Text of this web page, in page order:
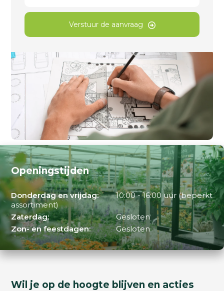
Verstuur de aanvraag
Openingstijden
Donderdag en vrijdag:
10:00 - 16:00 uur (beperkt
assortiment)
Zaterdag:
Gesloten
Zon- en feestdagen:
Gesloten
Wil je op de hoogte blijven en acties